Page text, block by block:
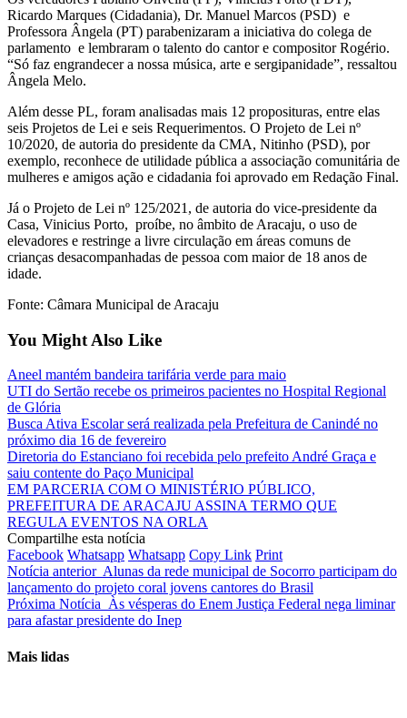
Ricardo Marques (Cidadania), Dr. Manuel Marcos (PSD) e
Professora Ângela (PT) parabenizaram a iniciativa do colega de
parlamento e lembraram o talento do cantor e compositor Rogério.
“Só faz engrandecer a nossa música, arte e sergipanidade”, ressaltou
Ângela Melo.
Além desse PL, foram analisadas mais 12 proposituras, entre elas
seis Projetos de Lei e seis Requerimentos. O Projeto de Lei nº
10/2020, de autoria do presidente da CMA, Nitinho (PSD), por
exemplo, reconhece de utilidade pública a associação comunitária de
mulheres e amigos ação e cidadania foi aprovado em Redação Final.
Já o Projeto de Lei nº 125/2021, de autoria do vice-presidente da
Casa, Vinicius Porto, proíbe, no âmbito de Aracaju, o uso de
elevadores e restringe a livre circulação em áreas comuns de
crianças desacompanhadas de pessoa com maior de 18 anos de
idade.
Fonte: Câmara Municipal de Aracaju
You Might Also Like
Aneel mantém bandeira tarifária verde para maio
UTI do Sertão recebe os primeiros pacientes no Hospital Regional
de Glória
Busca Ativa Escolar será realizada pela Prefeitura de Canindé no
próximo dia 16 de fevereiro
Diretoria do Estanciano foi recebida pelo prefeito André Graça e
saiu contente do Paço Municipal
EM PARCERIA COM O MINISTÉRIO PÚBLICO,
PREFEITURA DE ARACAJU ASSINA TERMO QUE
REGULA EVENTOS NA ORLA
Compartilhe esta notícia
Facebook Whatsapp Whatsapp Copy Link Print
Notícia anterior Alunas da rede municipal de Socorro participam do
lançamento do projeto coral jovens cantores do Brasil
Próxima Notícia Às vésperas do Enem Justiça Federal nega liminar
para afastar presidente do Inep
Mais lidas